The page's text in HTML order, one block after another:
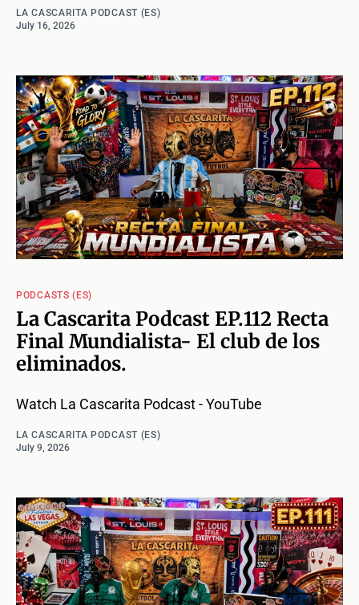
LA CASCARITA PODCAST (ES)
July 16, 2026
PODCASTS (ES)
La Cascarita Podcast EP.112 Recta
Final Mundialista- El club de los
eliminados.
Watch La Cascarita Podcast - YouTube
LA CASCARITA PODCAST (ES)
July 9, 2026